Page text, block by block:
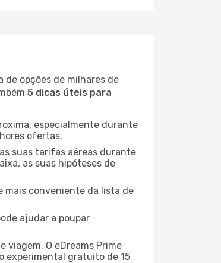
de opções de milhares de
5 dicas úteis para
especialmente durante
ofertas.
suas tarifas aéreas durante
as suas hipóteses de
mais conveniente da lista de
ajudar a poupar
viagem. O eDreams Prime
experimental gratuito de 15